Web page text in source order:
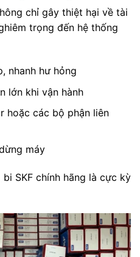
chỉ gây thiệt hại về tài
trọng đến hệ thống
nhanh hư hỏng
lớn khi vận hành
hoặc các bộ phận liên
máy
SKF chính hãng là cực kỳ